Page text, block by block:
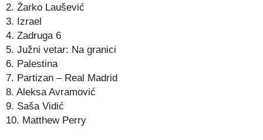
2. Žarko Laušević
3. Izrael
4. Zadruga 6
5. Južni vetar: Na granici
6. Palestina
7. Partizan – Real Madrid
8. Aleksa Avramović
9. Saša Vidić
10. Matthew Perry